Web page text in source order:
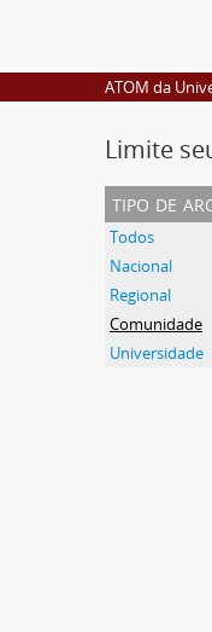
ATOM da
Limite
tipo de
Todos
Nacional
Regional
Comunidade
Universidade